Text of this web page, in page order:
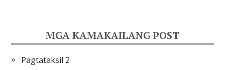
MGA KAMAKAILANG POST
Pagtataksil 2